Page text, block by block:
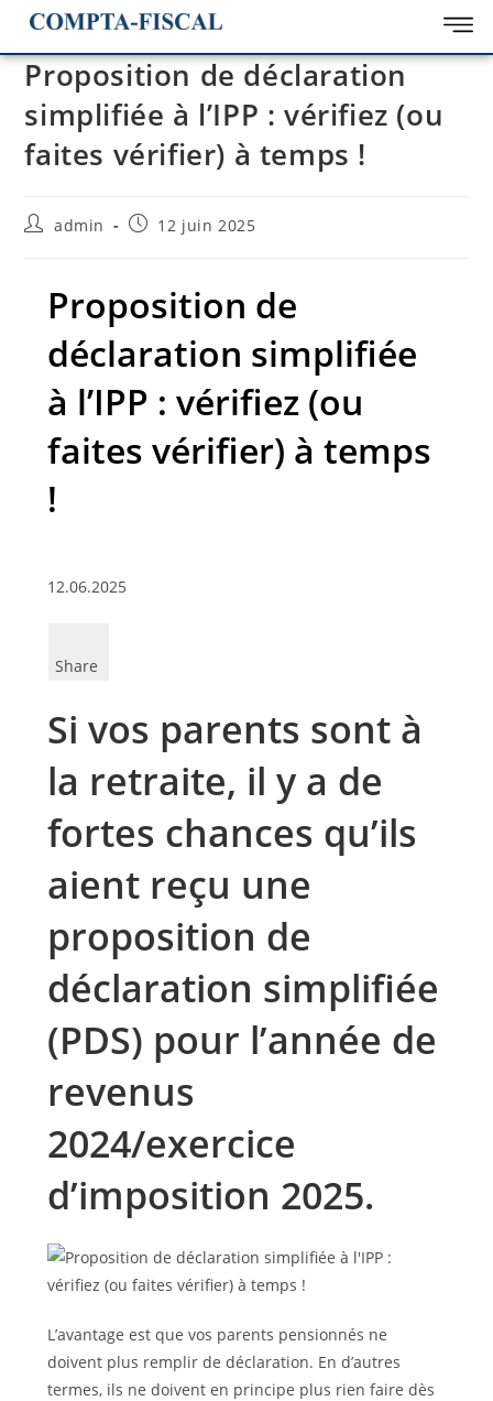
Proposition de déclaration
simplifiée à l’IPP : vérifiez (ou
faites vérifier) à temps !
admin 12 juin 2025
Proposition de
déclaration simplifiée
à l’IPP : vérifiez (ou
faites vérifier) à temps
!
12.06.2025
Share
Si vos parents sont à
la retraite, il y a de
fortes chances qu’ils
aient reçu une
proposition de
déclaration simplifiée
(PDS) pour l’année de
revenus
2024/exercice
d’imposition 2025.
L’avantage est que vos parents pensionnés ne
doivent plus remplir de déclaration. En d’autres
termes, ils ne doivent en principe plus rien faire dès